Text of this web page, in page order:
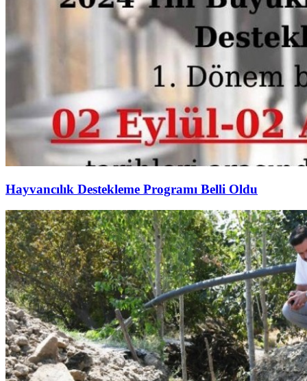
Hayvancılık Destekleme Programı Belli Oldu